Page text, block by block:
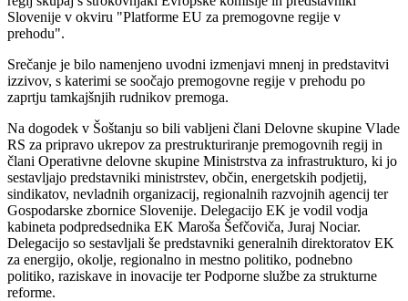
Slovenije v okviru "Platforme EU za premogovne regije v
prehodu".
Srečanje je bilo namenjeno uvodni izmenjavi mnenj in predstavitvi
izzivov, s katerimi se soočajo premogovne regije v prehodu po
zaprtju tamkajšnjih rudnikov premoga.
Na dogodek v Šoštanju so bili vabljeni člani Delovne skupine Vlade
RS za pripravo ukrepov za prestrukturiranje premogovnih regij in
člani Operativne delovne skupine Ministrstva za infrastrukturo, ki jo
sestavljajo predstavniki ministrstev, občin, energetskih podjetij,
sindikatov, nevladnih organizacij, regionalnih razvojnih agencij ter
Gospodarske zbornice Slovenije. Delegacijo EK je vodil vodja
kabineta podpredsednika EK Maroša Šefčoviča, Juraj Nociar.
Delegacijo so sestavljali še predstavniki generalnih direktoratov EK
za energijo, okolje, regionalno in mestno politiko, podnebno
politiko, raziskave in inovacije ter Podporne službe za strukturne
reforme.